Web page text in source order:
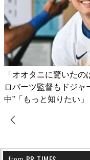
「オオタニに驚いた
ロバーツ監督もドジャ
中”「もっと知りたい